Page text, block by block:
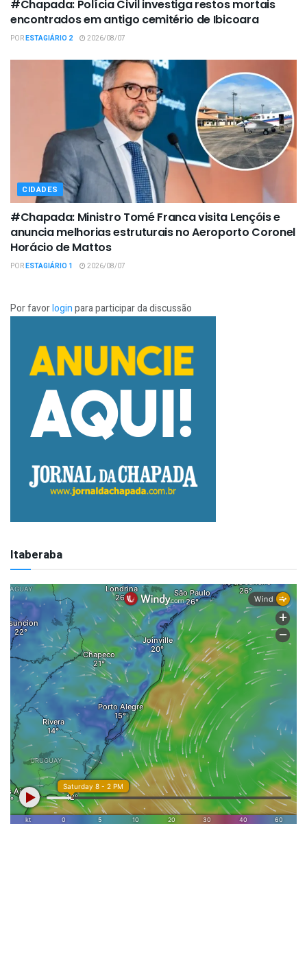
#Chapada: Polícia Civil investiga restos mortais
encontrados em antigo cemitério de Ibicoara
PORESTAGIÁRIO 2 2026/08/07
CIDADES
#Chapada: Ministro Tomé Franca visita Lençóis e
anuncia melhorias estruturais no Aeroporto Coronel
Horácio de Mattos
PORESTAGIÁRIO 1 2026/08/07
Por favorloginpara participar da discussão
Itaberaba